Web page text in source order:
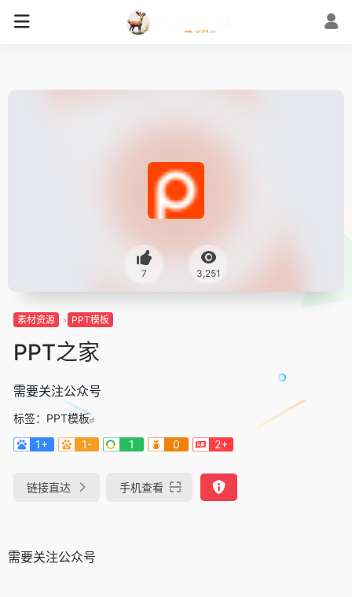
7 3,251
素材资源 PPT模板
PPT之家
需要关注公众号
标签： PPT模板
1+
1- 1 0 2+
链接直达 手机查看
需要关注公众号